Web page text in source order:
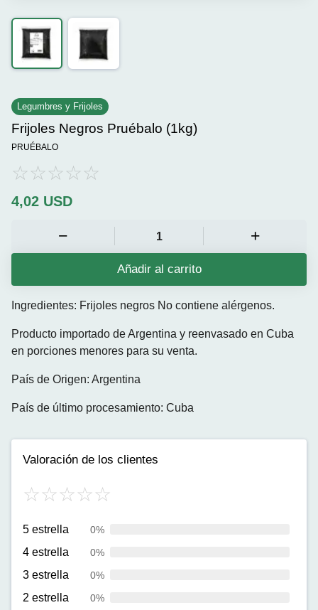
Legumbres y Frijoles
Frijoles Negros Pruébalo (1kg)
PRUÉBALO
4,02 USD
Añadir al carrito
Ingredientes: Frijoles negros No contiene alérgenos.
Producto importado de Argentina y reenvasado en Cuba
en porciones menores para su venta.
País de Origen: Argentina
País de último procesamiento: Cuba
Valoración de los clientes
5 estrella 0%
4 estrella 0%
3 estrella 0%
2 estrella 0%